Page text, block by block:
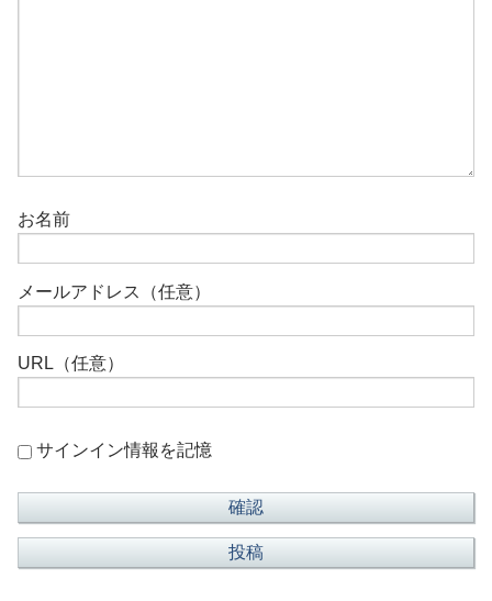
お名前
メールアドレス（任意）
URL（任意）
サインイン情報を記憶